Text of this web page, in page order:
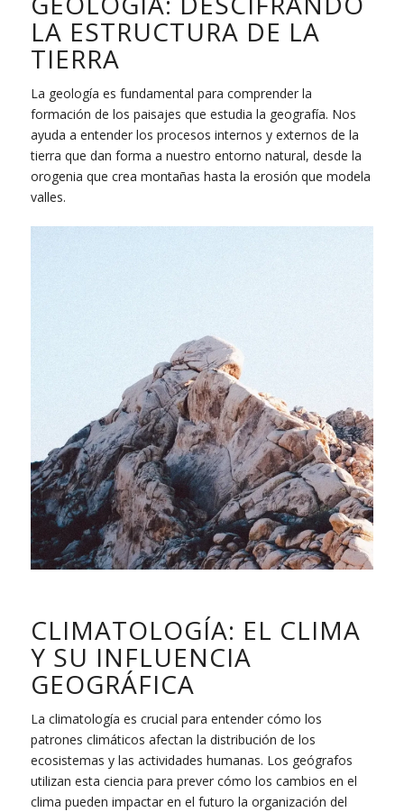
LA ESTRUCTURA DE LA
TIERRA
La geología es fundamental para comprender la
formación de los paisajes que estudia la geografía. Nos
ayuda a entender los procesos internos y externos de la
tierra que dan forma a nuestro entorno natural, desde la
orogenia que crea montañas hasta la erosión que modela
valles.
CLIMATOLOGÍA: EL CLIMA
Y SU INFLUENCIA
GEOGRÁFICA
La climatología es crucial para entender cómo los
patrones climáticos afectan la distribución de los
ecosistemas y las actividades humanas. Los geógrafos
utilizan esta ciencia para prever cómo los cambios en el
clima pueden impactar en el futuro la organización del